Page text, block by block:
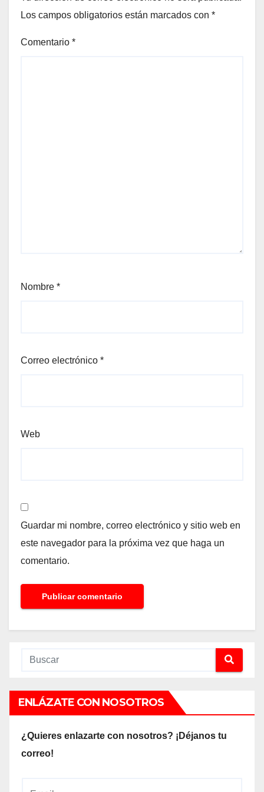
Los campos obligatorios están marcados con *
Comentario *
Nombre *
Correo electrónico *
Web
Guardar mi nombre, correo electrónico y sitio web en
este navegador para la próxima vez que haga un
comentario.
ENLÁZATE CON NOSOTROS
¿Quieres enlazarte con nosotros? ¡Déjanos tu
correo!